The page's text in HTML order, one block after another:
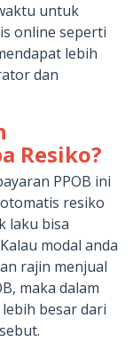
untuk
online seperti
lebih
dan
Resiko?
PPOB ini
resiko
laku bisa
modal anda
rajin menjual
maka dalam
besar dari